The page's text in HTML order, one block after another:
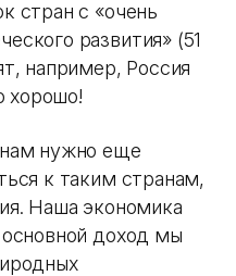
стран с «очень
развития» (51
например, Россия
хорошо!
нужно еще
к таким странам,
Наша экономика
доход мы